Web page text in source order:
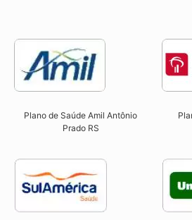
Plano de Saúde Amil Antônio
Prado RS